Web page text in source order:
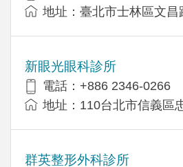
地址：臺北市士林區文昌
新眼光眼科診所
電話：+886 2346-0266
地址：110台北市信義區
群英整形外科診所